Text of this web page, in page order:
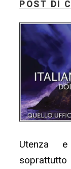
+
POST DI
Utenza